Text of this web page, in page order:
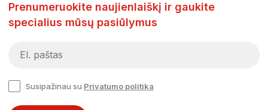
Prenumeruokite naujienlaiškį ir gaukite
specialius mūsų pasiūlymus
Susipažinau su Privatumo politika